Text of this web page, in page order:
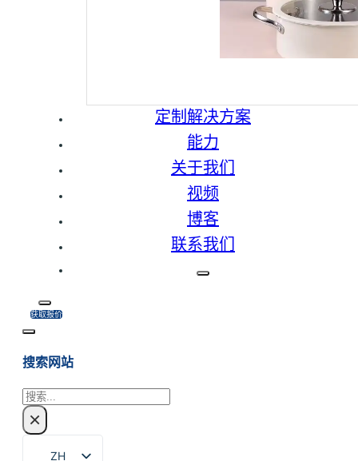
定制解决方案
能力
关于我们
视频
博客
联系我们
获取报价
搜索网站
搜
索×
ZH